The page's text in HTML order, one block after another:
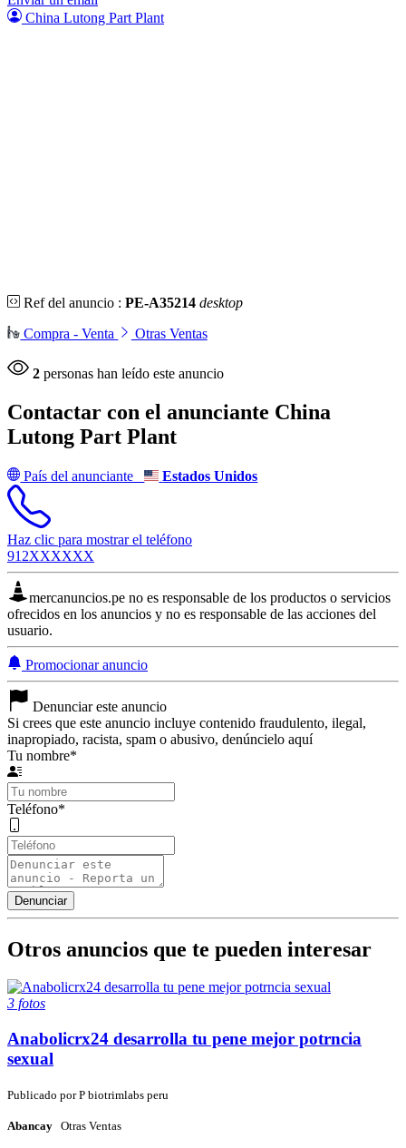
China Lutong Part Plant
Ref del anuncio :PE-A35214 desktop
Compra - Venta Otras Ventas
2 personas han leído este anuncio
Contactar con el anunciante China
Lutong Part Plant
País del anunciante Estados Unidos
Haz clic para mostrar el teléfono
912XXXXXX
mercanuncios.pe no es responsable de los productos o servicios
ofrecidos en los anuncios y no es responsable de las acciones del
usuario.
Promocionar anuncio
Denunciar este anuncio
Si crees que este anuncio incluye contenido fraudulento, ilegal,
inapropiado, racista, spam o abusivo, denúncielo aquí
Tu nombre*
Teléfono*
Otros anuncios que te pueden interesar
3 fotos
Anabolicrx24 desarrolla tu pene mejor potrncia
sexual
Publicado porP biotrimlabs peru
Abancay Otras Ventas